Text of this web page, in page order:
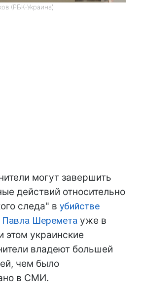
(РБК-Украина)
могут завершить
действий относительно
следа" в убийстве
Павла Шеремета уже в
этом украинские
владеют большей
чем было
в СМИ.